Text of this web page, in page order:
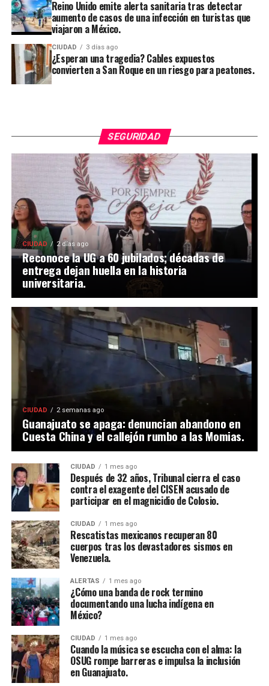
Reino Unido emite alerta sanitaria tras detectar
aumento de casos de una infección en turistas que
viajaron a México.
CIUDAD 3 días ago
¿Esperan una tragedia? Cables expuestos
convierten a San Roque en un riesgo para peatones.
SEGURIDAD
CIUDAD 2 días ago
Reconoce la UG a 60 jubilados; décadas de
entrega dejan huella en la historia
universitaria.
CIUDAD 2 semanas ago
Guanajuato se apaga: denuncian abandono en
Cuesta China y el callejón rumbo a las Momias.
CIUDAD 1 mes ago
Después de 32 años, Tribunal cierra el caso
contra el exagente del CISEN acusado de
participar en el magnicidio de Colosio.
CIUDAD 1 mes ago
Rescatistas mexicanos recuperan 80
cuerpos tras los devastadores sismos en
Venezuela.
ALERTAS 1 mes ago
¿Cómo una banda de rock termino
documentando una lucha indígena en
México?
CIUDAD 1 mes ago
Cuando la música se escucha con el alma: la
OSUG rompe barreras e impulsa la inclusión
en Guanajuato.